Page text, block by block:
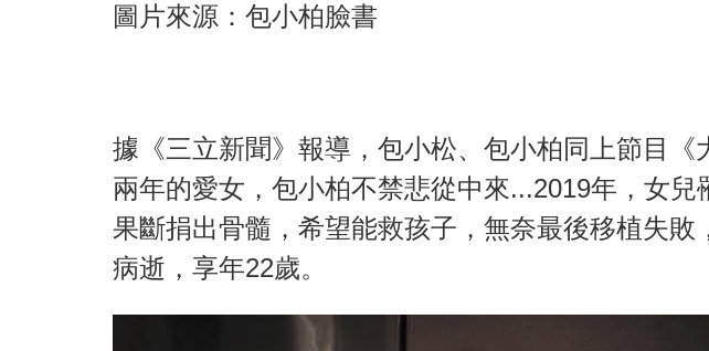
圖片來源：包小柏臉書
據《三立新聞》報導，包小松、包小柏同上節目《
兩年的愛女，包小柏不禁悲從中來...2019年，女兒
果斷捐出骨髓，希望能救孩子，無奈最後移植失敗
病逝，享年22歲。